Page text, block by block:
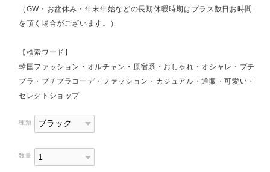
（GW・お盆休み・年末年始などの長期休暇時期はプラス数日お時間
を頂く場合がございます。）
【検索ワード】
韓国ファッション・オルチャン・原宿系・おしゃれ・オシャレ・プチ
プラ・プチプラコーデ・ファッション・カジュアル・通販・可愛い・
セレクトショップ
種類
数量